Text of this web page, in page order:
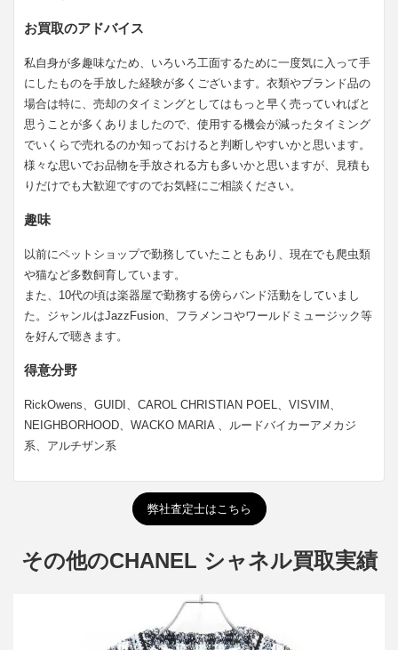
お買取のアドバイス
私自身が多趣味なため、いろいろ工面するために一度気に入って手
にしたものを手放した経験が多くございます。衣類やブランド品の
場合は特に、売却のタイミングとしてはもっと早く売っていればと
思うことが多くありましたので、使用する機会が減ったタイミング
でいくらで売れるのか知っておけると判断しやすいかと思います。
様々な思いでお品物を手放される方も多いかと思いますが、見積も
りだけでも大歓迎ですのでお気軽にご相談ください。
趣味
以前にペットショップで勤務していたこともあり、現在でも爬虫類
や猫など多数飼育しています。
また、10代の頃は楽器屋で勤務する傍らバンド活動をしていまし
た。ジャンルはJazzFusion、フラメンコやワールドミュージック等
を好んで聴きます。
得意分野
RickOwens、GUIDI、CAROL CHRISTIAN POEL、VISVIM、
NEIGHBORHOOD、WACKO MARIA 、ルードバイカーアメカジ
系、アルチザン系
弊社査定士はこちら
その他のCHANEL シャネル買取実績